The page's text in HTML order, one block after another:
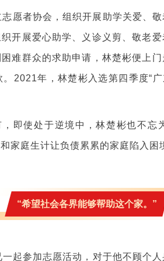
愿者协会，组织开展助学关爱、敬
开展爱心助学、义诊义剪、敬老
难群众的求助申请，林楚彬便上
2021年，林楚彬入选第四季度“
即使处于逆境中，林楚彬也不忘
家庭生计让负债累累的家庭陷入困
“希望社会各界能够帮助这个家。”
起参加志愿活动，对于他不顾个